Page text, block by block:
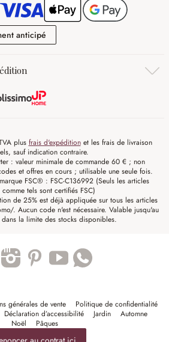
anticipé
plus frais d'expéditionet les frais de livraison
sauf indication contraire.
: valeur minimale de commande 60 € ; non
et offres en cours ; utilisable une seule fois.
FSC® : FSC-C136992 (Seuls les articles
comme tels sont certifiés FSC)
de 25% est déjà appliquée sur tous les articles
. Aucun code n'est nécessaire. Valable jusqu'au
la limite des stocks disponibles.
générales de vente
Politique de confidentialité
Déclaration d’accessibilité Jardin
Automne
Noël
Pâques